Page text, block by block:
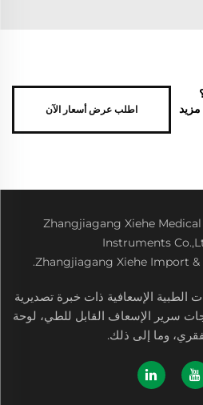
اطلب عرض أسعار الآن
Zhangjiagang Xiehe
Instruments
Zhangjiagang Xiehe Import &
الطبية الإسعافية ذات خبرة تصديرية
المنتجات سرير الإسعاف القابل للطي، لوحة
وما إلى ذلك.